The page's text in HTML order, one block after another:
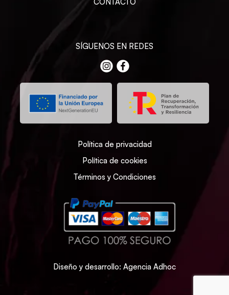
SÍGUENOS EN REDES
Política de privacidad
Política de cookies
Términos y Condiciones
Diseño y desarrollo: Agencia Adhoc